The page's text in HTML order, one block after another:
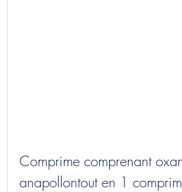
Comprime comprenant
anapollontout en 1